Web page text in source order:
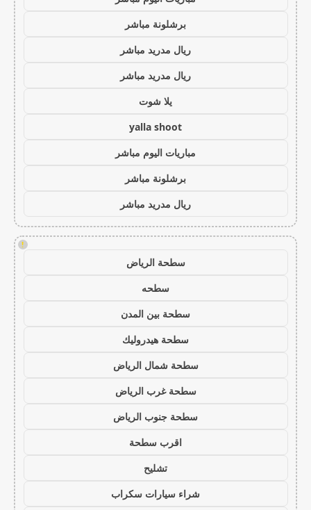
برشلونة مباشر
ريال مدريد مباشر
ريال مدريد مباشر
يلا شوت
yalla shoot
مباريات اليوم مباشر
برشلونة مباشر
ريال مدريد مباشر
!
سطحة الرياض
سطحه
سطحة بين المدن
سطحة هيدروليك
سطحة شمال الرياض
سطحة غرب الرياض
سطحة جنوب الرياض
اقرب سطحة
تشليح
شراء سيارات سكراب